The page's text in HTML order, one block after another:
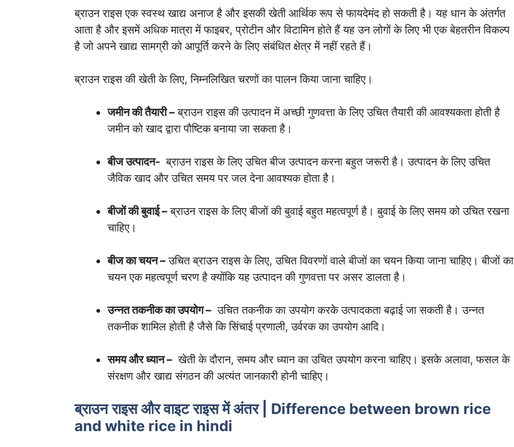
ब्राउन राइस एक स्वस्थ खाद्य अनाज है और इसकी खेती आर्थिक रूप से फायदेमंद हो सकती है। यह धान के अंतर्गत
आता है और इसमें अधिक मात्रा में फाइबर, प्रोटीन और विटामिन होते हैं यह उन लोगों के लिए भी एक बेहतरीन विकल्प
है जो अपने खाद्य सामग्री को आपूर्ति करने के लिए संबंधित क्षेत्र में नहीं रहते हैं।
ब्राउन राइस की खेती के लिए, निम्नलिखित चरणों का पालन किया जाना चाहिए।
जमीन की तैयारी –ब्राउन राइस की उत्पादन में अच्छी गुणवत्ता के लिए उचित तैयारी की आवश्यकता होती है
जमीन को खाद द्वारा पौष्टिक बनाया जा सकता है।
बीज उत्पादन- ब्राउन राइस के लिए उचित बीज उत्पादन करना बहुत जरूरी है। उत्पादन के लिए उचित
जैविक खाद और उचित समय पर जल देना आवश्यक होता है।
बीजों की बुवाई –ब्राउन राइस के लिए बीजों की बुवाई बहुत महत्वपूर्ण है। बुवाई के लिए समय को उचित रखना
चाहिए।
बीज का चयन –उचित ब्राउन राइस के लिए, उचित विवरणों वाले बीजों का चयन किया जाना चाहिए। बीजों का
चयन एक महत्वपूर्ण चरण है क्योंकि यह उत्पादन की गुणवत्ता पर असर डालता है।
उन्नत तकनीक का उपयोग – उचित तकनीक का उपयोग करके उत्पादकता बढ़ाई जा सकती है। उन्नत
तकनीक शामिल होती है जैसे कि सिंचाई प्रणाली, उर्वरक का उपयोग आदि।
समय और ध्यान – खेती के दौरान, समय और ध्यान का उचित उपयोग करना चाहिए। इसके अलावा, फसल के
संरक्षण और खाद्य संगठन की अत्यंत जानकारी होनी चाहिए।
ब्राउन राइस और वाइट राइस में अंतर | Difference between brown rice
and white rice in hindi